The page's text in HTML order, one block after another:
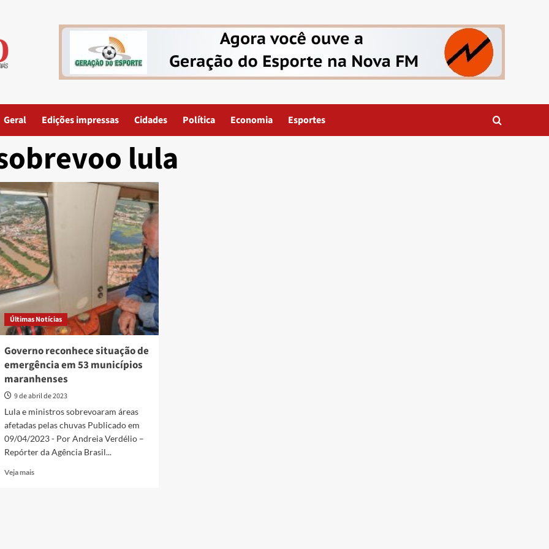
Geral Edições impressas Cidades Política Economia Esportes
lula
Últimas Notícias
Governo reconhece situação de
emergência em 53 municípios
maranhenses
9 de abril de 2023
Lula e ministros sobrevoaram áreas
afetadas pelas chuvas Publicado em
09/04/2023 - Por Andreia Verdélio –
Repórter da Agência Brasil...
Veja maisRead